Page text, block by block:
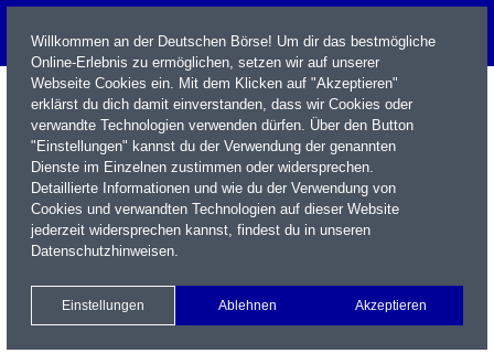
Name / WKN / ISIN / Kürzel
Xetra Realtime
Watchlist Portfolio Login
Willkommen an der Deutschen Börse! Um dir das bestmögliche
Online-Erlebnis zu ermöglichen, setzen wir auf unserer
Webseite Cookies ein. Mit dem Klicken auf "Akzeptieren"
erklärst du dich damit einverstanden, dass wir Cookies oder
verwandte Technologien verwenden dürfen. Über den Button
"Einstellungen" kannst du der Verwendung der genannten
Dienste im Einzelnen zustimmen oder widersprechen.
Detaillierte Informationen und wie du der Verwendung von
Cookies und verwandten Technologien auf dieser Website
jederzeit widersprechen kannst, findest du in unseren
Datenschutzhinweisen.
Einstellungen Ablehnen Akzeptieren